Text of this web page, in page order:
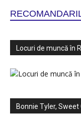
Locuri de muncă în
Bonnie Tyler,